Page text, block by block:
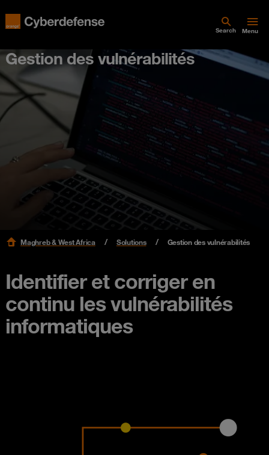
Search Menu
Gestion des vulnérabilités
Maghreb & West Africa Solutions Gestion des vulnérabilités
Identifier et corriger en
continu les vulnérabilités
informatiques